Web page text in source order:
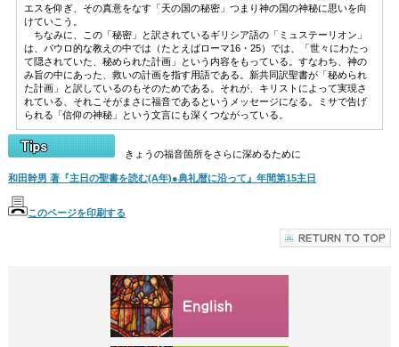
エスを仰ぎ、その真意をなす「天の国の秘密」つまり神の国の神秘に思いを向
けていこう。
ちなみに、この「秘密」と訳されているギリシア語の「ミュステーリオン」
は、パウロ的な教えの中では（たとえばローマ16・25）では、「世々にわたっ
て隠されていた、秘められた計画」という内容をもっている。すなわち、神の
み旨の中にあった、救いの計画を指す用語である。新共同訳聖書が「秘められ
た計画」と訳しているのもそのためである。それが、キリストによって実現さ
れている、それこそがまさに福音であるというメッセージになる。ミサで告げ
られる「信仰の神秘」という文言にも深くつながっている。
きょうの福音箇所をさらに深めるために
和田幹男 著『主日の聖書を読む(A年)●典礼暦に沿って』年間第15主日
このページを印刷する